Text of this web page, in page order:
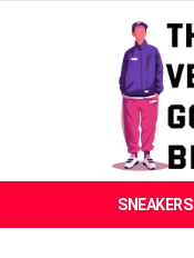
SNEAKERS